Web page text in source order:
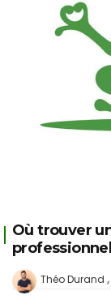
Où trouver
Théo Durand